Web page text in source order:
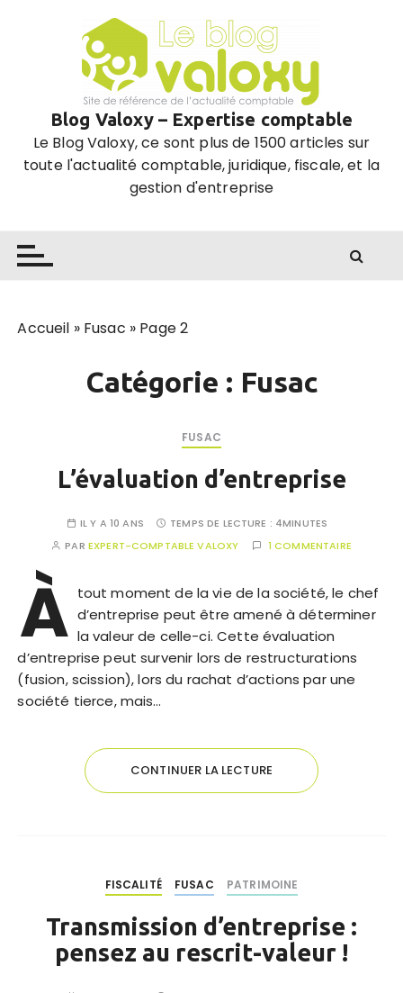
Blog Valoxy – Expertise comptable
Le Blog Valoxy, ce sont plus de 1500 articles sur
toute l'actualité comptable, juridique, fiscale, et la
gestion d'entreprise
Accueil » Fusac » Page 2
Catégorie : Fusac
FUSAC
L’évaluation d’entreprise
IL Y A 10 ANS TEMPS DE LECTURE : 4MINUTES
PAR EXPERT-COMPTABLE VALOXY 1 COMMENTAIRE
À tout moment de la vie de la société, le chef
d’entreprise peut être amené à déterminer
la valeur de celle-ci. Cette évaluation
d’entreprise peut survenir lors de restructurations
(fusion, scission), lors du rachat d’actions par une
société tierce, mais…
CONTINUER LA LECTURE
FISCALITÉ FUSAC PATRIMOINE
Transmission d’entreprise :
pensez au rescrit-valeur !